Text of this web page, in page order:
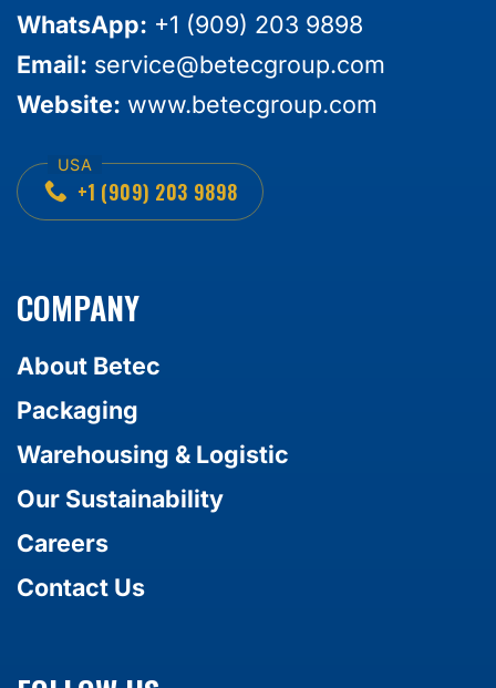
WhatsApp: +1 (909) 203 9898
Email: service@betecgroup.com
Website: www.betecgroup.com
+1 (909) 203 9898
COMPANY
About Betec
Packaging
Warehousing & Logistic
Our Sustainability
Careers
Contact Us